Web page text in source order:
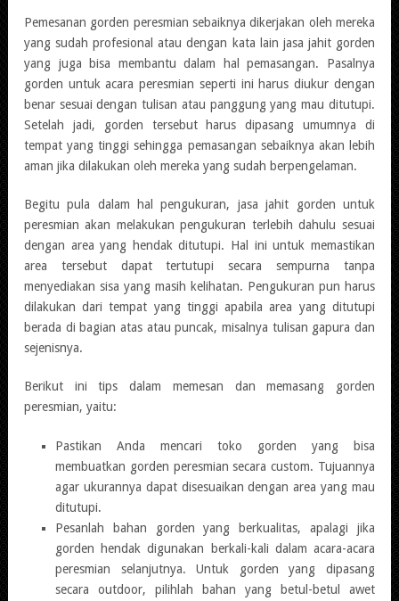
Pemesanan gorden peresmian sebaiknya dikerjakan oleh mereka
yang sudah profesional atau dengan kata lain jasa jahit gorden
yang juga bisa membantu dalam hal pemasangan. Pasalnya
gorden untuk acara peresmian seperti ini harus diukur dengan
benar sesuai dengan tulisan atau panggung yang mau ditutupi.
Setelah jadi, gorden tersebut harus dipasang umumnya di
tempat yang tinggi sehingga pemasangan sebaiknya akan lebih
aman jika dilakukan oleh mereka yang sudah berpengelaman.
Begitu pula dalam hal pengukuran, jasa jahit gorden untuk
peresmian akan melakukan pengukuran terlebih dahulu sesuai
dengan area yang hendak ditutupi. Hal ini untuk memastikan
area tersebut dapat tertutupi secara sempurna tanpa
menyediakan sisa yang masih kelihatan. Pengukuran pun harus
dilakukan dari tempat yang tinggi apabila area yang ditutupi
berada di bagian atas atau puncak, misalnya tulisan gapura dan
sejenisnya.
Berikut ini tips dalam memesan dan memasang gorden
peresmian, yaitu:
Pastikan Anda mencari toko gorden yang bisa
membuatkan gorden peresmian secara custom. Tujuannya
agar ukurannya dapat disesuaikan dengan area yang mau
ditutupi.
Pesanlah bahan gorden yang berkualitas, apalagi jika
gorden hendak digunakan berkali-kali dalam acara-acara
peresmian selanjutnya. Untuk gorden yang dipasang
secara outdoor, pilihlah bahan yang betul-betul awet